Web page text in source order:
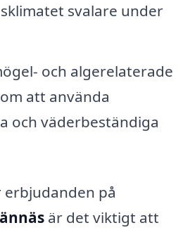
svalare under
och algerelaterade
att använda
och väderbeständiga
på
är det viktigt att